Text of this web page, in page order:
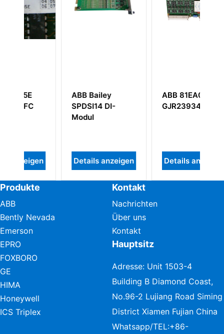
Bailey
DI-
anzeigen
ABB 81EA04E-E
GJR239340R1210
Details anzeigen
ABB NTMP01
Details
Produkte
ABB
Bently Nevada
Emerson
EPRO
FOXBORO
GE
HIMA
Honeywell
ICS Triplex
Kontakt
Nachrichten
Über uns
Kontakt
Hauptsitz
Adresse: Unit 1503-4
Building B Diamond Coast,
No.96-2 Lujiang Road Siming
District Xiamen Fujian China
Whatsapp/TEL:+86-